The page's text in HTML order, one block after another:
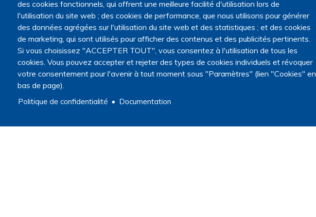
des cookies fonctionnels, qui offrent une meilleure facilité d'utilisation lors de
l'utilisation du site web ; des cookies de performance, que nous utilisons pour générer
des données agrégées sur l'utilisation du site web et des statistiques ; et des cookies
de marketing, qui sont utilisés pour afficher des contenus et des publicités pertinents.
Si vous choisissez "ACCEPTER TOUT", vous consentez à l'utilisation de tous les
cookies. Vous pouvez accepter et rejeter des types de cookies individuels et révoquer
votre consentement pour l'avenir à tout moment sous "Paramètres" (lien "Cookies" en
bas de page).
Politique de confidentialité Documentation
Appels à projets
Appels à communications
Appels à articles
Master recherche Fins de vie et médecine palliative
Annonces
Navigation secondaire
Actualités
Articles
Méthodologie
Cadre légal et éthique de la recherche